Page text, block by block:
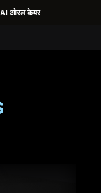
AI ओरल केयर